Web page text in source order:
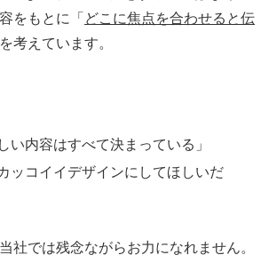
をもとに「 どこに焦点を合わせると伝
を考えています。
い内容はすべて決まっている」
ッコイイデザインにしてほしいだ
社では残念ながらお力になれません。